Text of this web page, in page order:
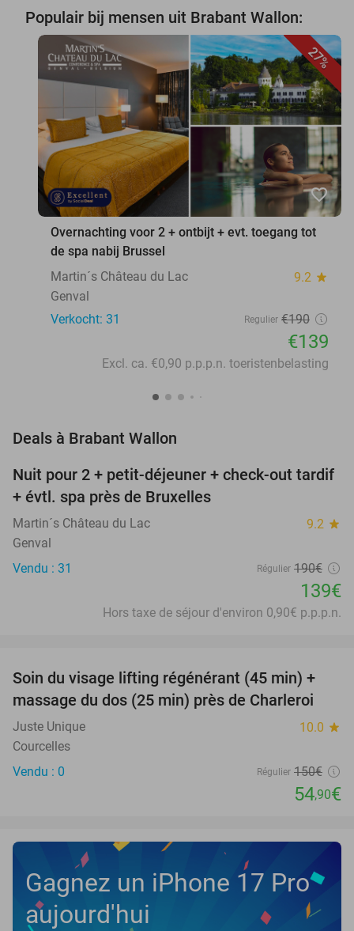
Populair bij mensen uit Brabant Wallon:
27%
favorite_border
Overnachting voor 2 + ontbijt + evt. toegang tot
de spa nabij Brussel
Martin´s Château du Lac
9.2 star
Genval
Verkocht: 31
Regulier €190
€139
Excl. ca. €0,90 p.p.p.n. toeristenbelasting
Deals à Brabant Wallon
27%
Nuit pour 2 + petit-déjeuner + check-out tardif
+ évtl. spa près de Bruxelles
Martin´s Château du Lac 9.2 star
Genval
Vendu : 31
Régulier 190€
139€
Hors taxe de séjour d'environ 0,90€ p.p.p.n.
63%
TODAY
Soin du visage lifting régénérant (45 min) +
massage du dos (25 min) près de Charleroi
Juste Unique 10.0 star
Courcelles
Vendu : 0
Régulier 150€
54,90€
Gagnez un iPhone 17 Pro
aujourd'hui